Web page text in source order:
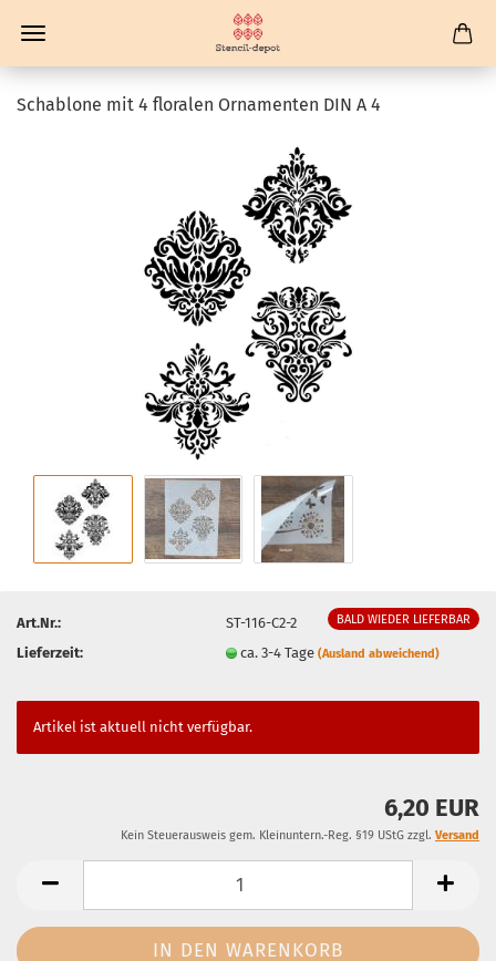
Schablone mit 4 floralen Ornamenten DIN A 4
BALD WIEDER LIEFERBAR
Art.Nr.:
ST-116-C2-2
Lieferzeit:
ca. 3-4 Tage(Ausland abweichend)
Artikel ist aktuell nicht verfügbar.
6,20 EUR
Kein Steuerausweis gem. Kleinuntern.-Reg. §19 UStG zzgl. Versand